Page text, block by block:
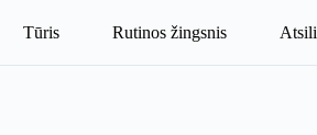
Tūris Rutinos žingsnis